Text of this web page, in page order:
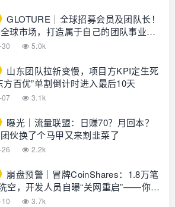
GLOTURE｜全球招募会员及团队长！
球市场，打造属于自己的团队事业，
收入？想打造团队？加入
5.0k
山东团队拉新变慢，项目方KPI定生死
方百优”单割倒计时进入最后10天
3.1k
曝光｜流量联盟：日赚70？月回本？
伙换了个马甲又来割韭菜了
2.2k
崩盘预警｜冒牌CoinShares：1.8万笔
空，开发人员自曝“关网重启”——你的
不在账上
3.7k